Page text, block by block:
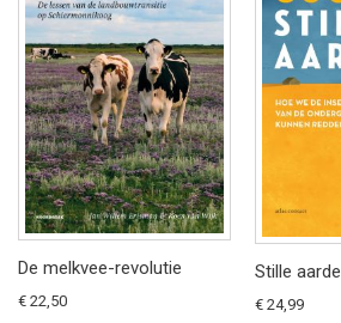
De melkvee-revolutie
€ 22,50
Stille aarde
€ 24,99